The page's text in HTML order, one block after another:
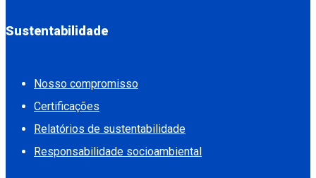
Sustentabilidade
Nosso compromisso
Certificações
Relatórios de sustentabilidade
Responsabilidade socioambiental